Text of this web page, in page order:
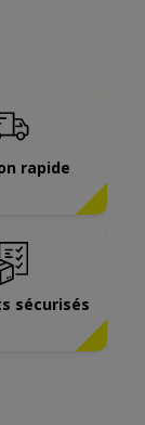
rapide
sécurisés